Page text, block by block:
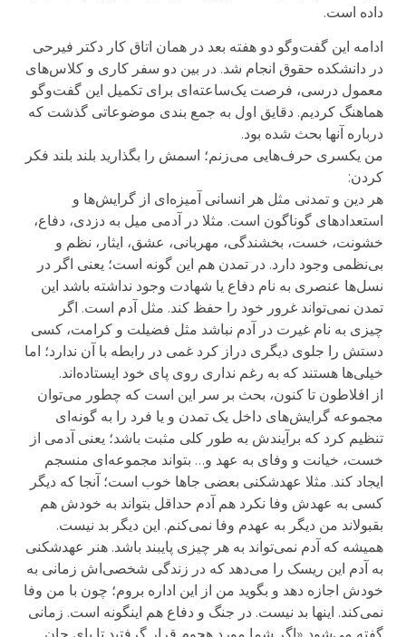
داده است.
ادامه این گفت‌وگو دو هفته بعد در همان اتاق کار دکتر فیرحی
در دانشکده حقوق انجام شد. در بین دو سفر کاری و کلاس‌های
معمول درسی، فرصت یک‌ساعته‌ای برای تکمیل این گفت‌وگو
هماهنگ کردیم. دقایق اول به جمع بندی موضوعاتی گذشت که
درباره آنها بحث شده بود.
من یکسری حرف‌هایی می‌زنم؛ اسمش را بگذارید بلند بلند فکر
کردن:
هر دین و تمدنی مثل هر انسانی آمیزه‌ای از گرایش‌ها و
استعدادهای گوناگون است. مثلا در آدمی میل به دزدی، دفاع،
خشونت، خست، بخشندگی، مهربانی، عشق، ایثار، نظم و
بی‌نظمی وجود دارد. در تمدن هم این گونه است؛ یعنی اگر در
نسل‌ها عنصری به نام دفاع یا شهادت وجود نداشته باشد این
تمدن نمی‌تواند غرور خود را حفظ کند. مثل آدم است. اگر
چیزی به نام غیرت در آدم نباشد مثل فضیلت و کرامت، کسی
دستش را جلوی دیگری دراز کرد غمی در رابطه با آن ندارد؛ اما
خیلی‌ها هستند که به رغم نداری روی پای خود ایستاده‌اند.
از افلاطون تا کنون، بحث بر سر این است که چطور می‌توان
مجموعه گرایش‌های داخل یک تمدن و یا فرد را به گونه‌ای
تنظیم کرد که برآیندش به طور کلی مثبت باشد؛ یعنی آدمی از
خست، خیانت و وفای به عهد و… بتواند مجموعه‌ای منسجم
ایجاد کند. مثلا عهدشکنی بعضی جاها خوب است؛ آنجا که دیگر
کسی به عهدش وفا نکرد هم آدم حداقل بتواند به خودش هم
بقبولاند من دیگر به عهدم وفا نمی‌کنم. این دیگر بد نیست.
همیشه که آدم نمی‌تواند به هر چیزی پایبند باشد. هنر عهدشکنی
به آدم این ریسک را می‌دهد که در زندگی شخصی‌اش زمانی به
خودش اجازه دهد و بگوید من از این اداره بروم؛ چون با من وفا
نمی‌کند. اینها بد نیست. در جنگ و دفاع هم اینگونه است. زمانی